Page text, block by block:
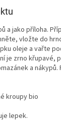
a jako příloha.
vložte do
oleje a vařte
je zrno křupavé,
a nákypů.
kroupy bio
lepek.